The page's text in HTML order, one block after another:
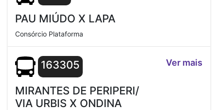
PAU MIÚDO X LAPA
Consórcio Plataforma
163305
MIRANTES DE PERIPERI/
VIA URBIS X ONDINA
Ver mais